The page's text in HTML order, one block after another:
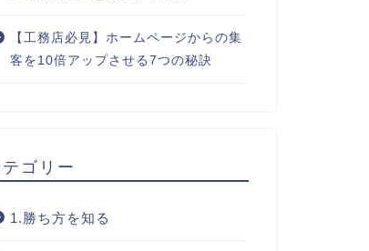
【工務店必見】ホームページからの集
客を10倍アップさせる7つの秘訣
テゴリー
1.勝ち方を知る